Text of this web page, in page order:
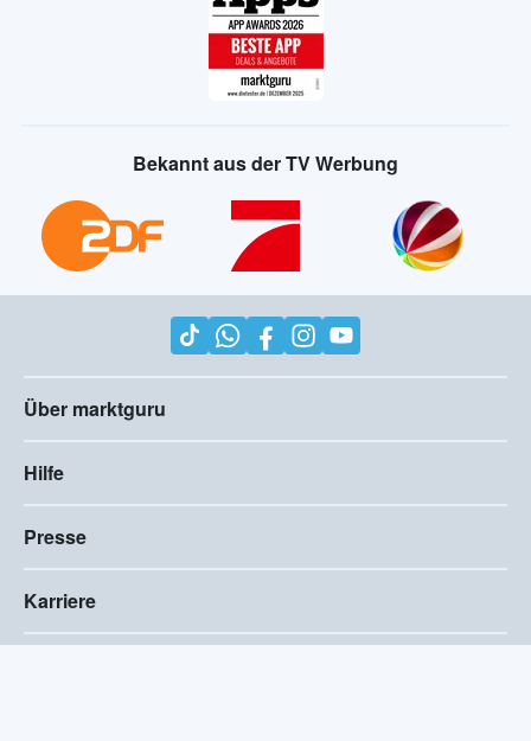
Bekannt aus der TV Werbung
Über marktguru
Hilfe
Presse
Karriere